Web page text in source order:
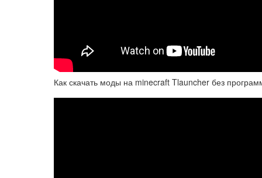
Как скачать моды на minecraft Tlauncher без